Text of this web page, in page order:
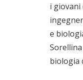
i giovani
e
biologia